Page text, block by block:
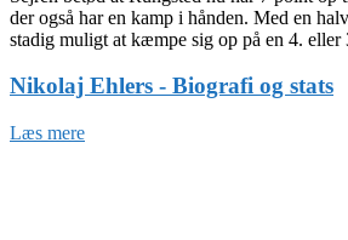
der også har en kamp i hånden. Med en
stadig muligt at kæmpe sig op på en 4. eller
Nikolaj Ehlers - Biografi og stats
Læs mere